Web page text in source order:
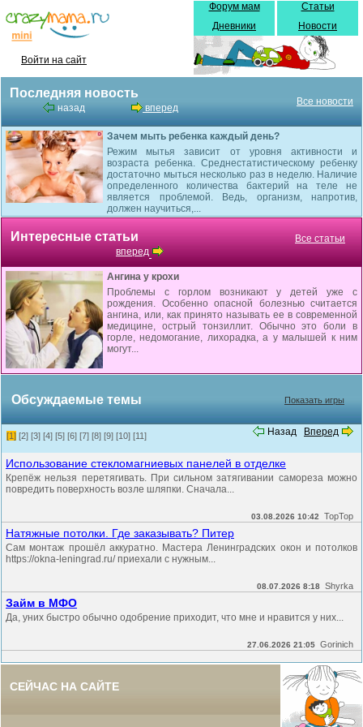
Войти на сайт
Форум мам
Дневники
Статьи
Новости
Последняя новость
назад вперед
Все новости
Зачем мыть ребенка каждый день?
Режим мытья зависит от уровня активности и
возраста ребенка. Среднестатистическому ребенку
достаточно мыться несколько раз в неделю. Наличие
определенного количества бактерий на теле не
является проблемой. Ведь, организм, напротив,
должен научиться,...
Интересные статьи
вперед
Все статьи
Ангина у крохи
Проблемы с горлом возникают у детей уже с
рождения. Особенно опасной болезнью считается
ангина, или, как принято называть ее в современной
медицине, острый тонзиллит. Обычно это боли в
горле, недомогание, лихорадка, а у малышей к ним
могут...
Обсуждаемые темы Показать игры
Назад Вперед
[1] [2] [3] [4] [5] [6] [7] [8] [9] [10] [11]
Использование стекломагниевых панелей в отделке
Крепёж нельзя перетягивать. При сильном затягивании самореза можно
повредить поверхность возле шляпки. Сначала...
03.08.2026 10:42 TopTop
Натяжные потолки. Где заказывать? Питер
Сам монтаж прошёл аккуратно. Мастера Ленинградских окон и потолков
https://okna-leningrad.ru/ приехали с нужным...
08.07.2026 8:18 Shyrka
Займ в МФО
Да, уних быстро обычно одобрение приходит, что мне и нравится у них...
27.06.2026 21:05 Gorinich
СЕЙЧАС НА САЙТЕ